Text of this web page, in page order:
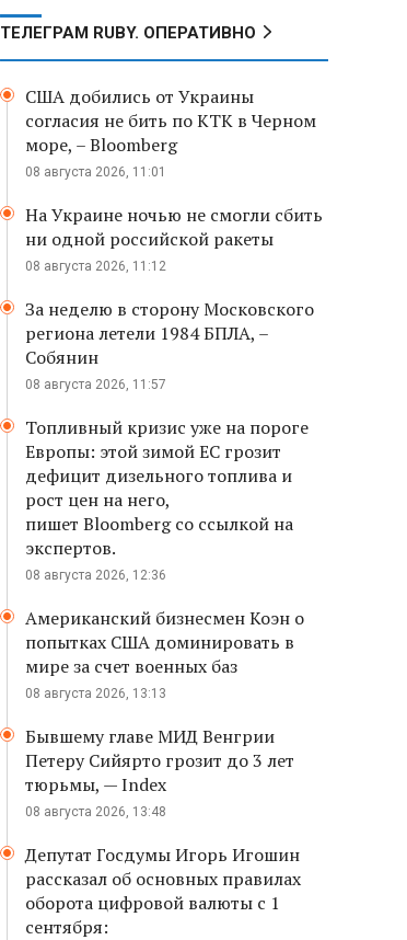
ТЕЛЕГРАМ RUBY. ОПЕРАТИВНО
США добились от Украины
согласия не бить по КТК в Черном
море, – Bloomberg
08 августа 2026, 11:01
На Украине ночью не смогли сбить
ни одной российской ракеты
08 августа 2026, 11:12
За неделю в сторону Московского
региона летели 1984 БПЛА, –
Собянин
08 августа 2026, 11:57
Топливный кризис уже на пороге
Европы: этой зимой ЕС грозит
дефицит дизельного топлива и
рост цен на него,
пишет Bloomberg со ссылкой на
экспертов.
08 августа 2026, 12:36
Американский бизнесмен Коэн о
попытках США доминировать в
мире за счет военных баз
08 августа 2026, 13:13
Бывшему главе МИД Венгрии
Петеру Сийярто грозит до 3 лет
тюрьмы, — Index
08 августа 2026, 13:48
Депутат Госдумы Игорь Игошин
рассказал об основных правилах
оборота цифровой валюты с 1
сентября: